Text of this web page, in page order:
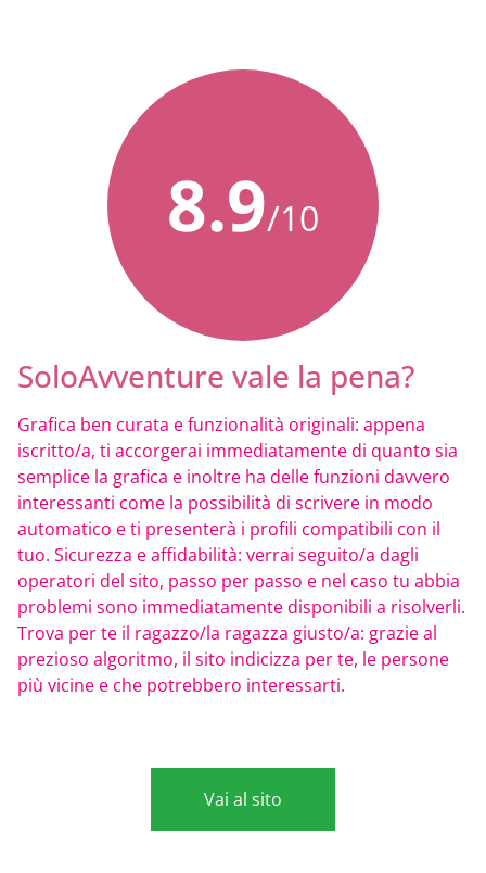
8.9/10
SoloAvventure vale la pena?
Grafica ben curata e funzionalità originali: appena
iscritto/a, ti accorgerai immediatamente di quanto sia
semplice la grafica e inoltre ha delle funzioni davvero
interessanti come la possibilità di scrivere in modo
automatico e ti presenterà i profili compatibili con il
tuo. Sicurezza e affidabilità: verrai seguito/a dagli
operatori del sito, passo per passo e nel caso tu abbia
problemi sono immediatamente disponibili a risolverli.
Trova per te il ragazzo/la ragazza giusto/a: grazie al
prezioso algoritmo, il sito indicizza per te, le persone
più vicine e che potrebbero interessarti.
Vai al sito